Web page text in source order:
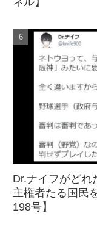
Dr.ナイフがどれ
主権者たる国民
198号】